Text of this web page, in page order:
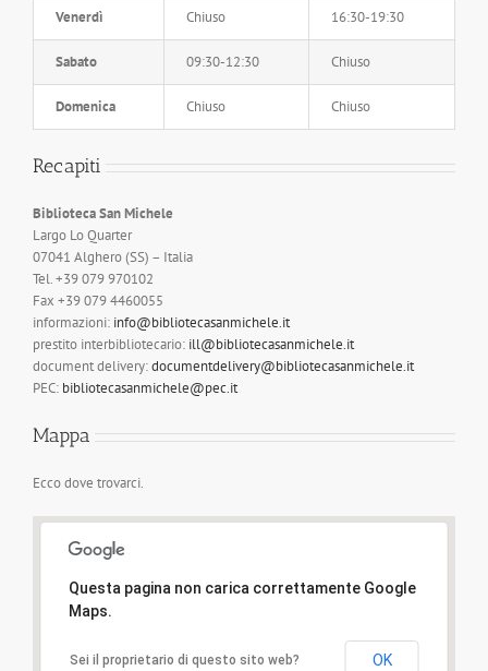
Venerdì Chiuso 16:30-19:30
Sabato 09:30-12:30 Chiuso
Domenica Chiuso Chiuso
Recapiti
Biblioteca San Michele
Largo Lo Quarter
07041 Alghero (SS) – Italia
Tel. +39 079 970102
Fax +39 079 4460055
informazioni: info@bibliotecasanmichele.it
prestito interbibliotecario: ill@bibliotecasanmichele.it
document delivery:documentdelivery@bibliotecasanmichele.it
PEC: bibliotecasanmichele@pec.it
Mappa
Ecco dove trovarci.
Questa pagina non carica correttamente Google
Maps.
Sei il proprietario di questo sito web? OK